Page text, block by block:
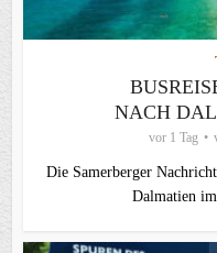
NACH
vor 1 Tag
Die Samerberger
Dalmatien